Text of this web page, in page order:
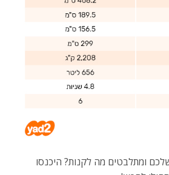
ומתלבטים מה לקנות? היכנסו